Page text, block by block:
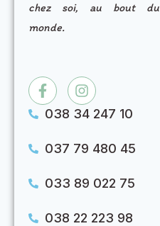
chez soi, au bout du
monde.
038 34 247 10
037 79 480 45
033 89 022 75
038 22 223 98